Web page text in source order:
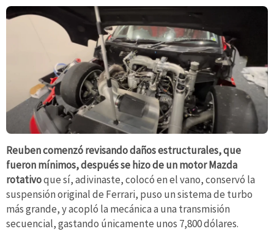
Reuben comenzó revisando daños estructurales, que
fueron mínimos, después se hizo de un motor Mazda
rotativoque sí, adivinaste, colocó en el vano, conservó la
suspensión original de Ferrari, puso un sistema de turbo
más grande, y acopló la mecánica a una transmisión
secuencial, gastando únicamente unos 7,800 dólares.